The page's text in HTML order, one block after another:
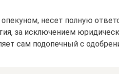
несет полную
за исключением
сам подопечный с